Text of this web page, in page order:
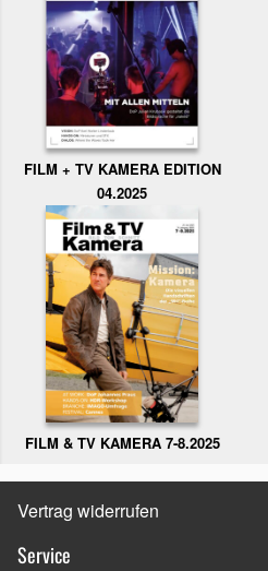
FILM + TV KAMERA EDITION
04.2025
FILM & TV KAMERA 7-8.2025
Vertrag widerrufen
Service